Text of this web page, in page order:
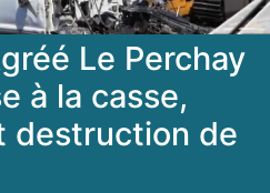
Le Perchay
à la casse,
destruction de